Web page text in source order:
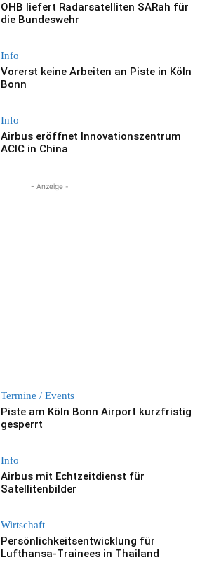
OHB liefert Radarsatelliten SARah für
die Bundeswehr
Info
Vorerst keine Arbeiten an Piste in Köln
Bonn
Info
Airbus eröffnet Innovationszentrum
ACIC in China
- Anzeige -
Termine / Events
Piste am Köln Bonn Airport kurzfristig
gesperrt
Info
Airbus mit Echtzeitdienst für
Satellitenbilder
Wirtschaft
Persönlichkeitsentwicklung für
Lufthansa-Trainees in Thailand